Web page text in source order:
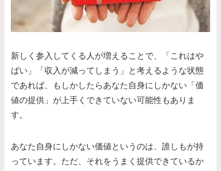
新しく参入してくる人が増えることで、「これはや
ばい」「収入が減ってしまう」と考えるような状態
であれば、もしかしたらあなた自身にしかない「価
値の提供」が上手くできていない可能性もありま
す。
あなた自身にしかない価値というのは、誰しもが持
っています。ただ、それをうまく提供できているか